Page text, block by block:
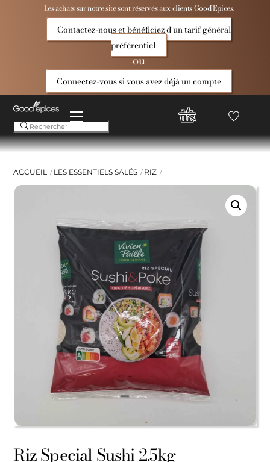
Les achats sur notre site sont réservés aux clients Good’Epices.
Contactez-nous et bénéficiez d'un tarif général
préférentiel
ou
Connectez-vous si vous avez déjà un compte
Menu
Compte
Good
Favoris
ACCUEIL LES ESSENTIELS SALÉS RIZ
Riz Special Sushi 2.5kg